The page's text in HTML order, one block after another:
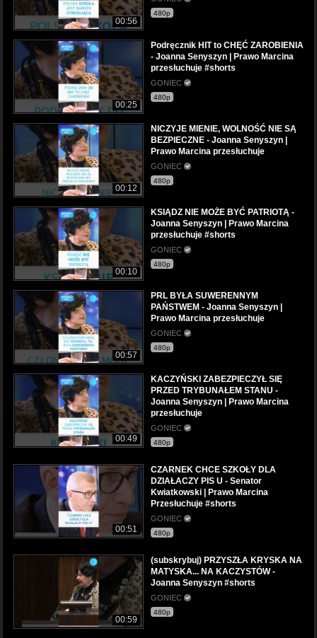
00:56
480p
00:25
Podręcznik HIT to CHĘĆ ZAROBIENIA
- Joanna Senyszyn | Prawo Marcina
przesłuchuje #shorts
GONIEC
480p
00:12
NICZYJE MIENIE, WOLNOŚĆ NIE SĄ
BEZPIECZNE - Joanna Senyszyn |
Prawo Marcina przesłuchuje
GONIEC
480p
00:10
KSIĄDZ NIE MOŻE BYĆ PATRIOTĄ -
Joanna Senyszyn | Prawo Marcina
przesłuchuje #shorts
GONIEC
480p
00:57
PRL BYŁA SUWERENNYM
PAŃSTWEM - Joanna Senyszyn |
Prawo Marcina przesłuchuje
GONIEC
480p
00:49
KACZYŃSKI ZABEZPIECZYŁ SIĘ
PRZED TRYBUNAŁEM STANU -
Joanna Senyszyn | Prawo Marcina
przesłuchuje
GONIEC
480p
00:51
CZARNEK CHCE SZKOŁY DLA
DZIAŁACZY PIS U - Senator
Kwiatkowski | Prawo Marcina
Przesłuchuje #shorts
GONIEC
480p
00:59
(subskrybuj) PRZYSZŁA KRYSKA NA
MATYSKA... NA KACZYSTÓW -
Joanna Senyszyn #shorts
GONIEC
480p